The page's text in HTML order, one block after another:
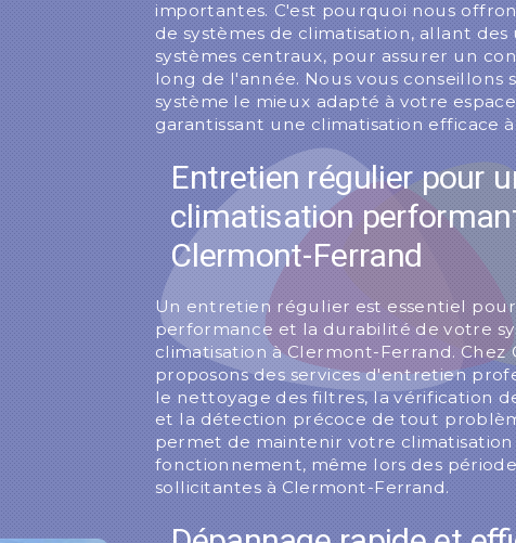
importantes. C'est pourquoi nous
de systèmes de climatisation, allant
systèmes centraux, pour assurer un
long de l'année. Nous vous conseillons
système le mieux adapté à votre
garantissant une climatisation efficace
Entretien régulier pour
climatisation
Clermont-Ferrand
Un entretien régulier est essentiel
performance et la durabilité de votre
climatisation à Clermont-Ferrand. Chez
proposons des services d'entretien
le nettoyage des filtres, la vérification
et la détection précoce de tout
permet de maintenir votre
fonctionnement, même lors des
sollicitantes à Clermont-Ferrand.